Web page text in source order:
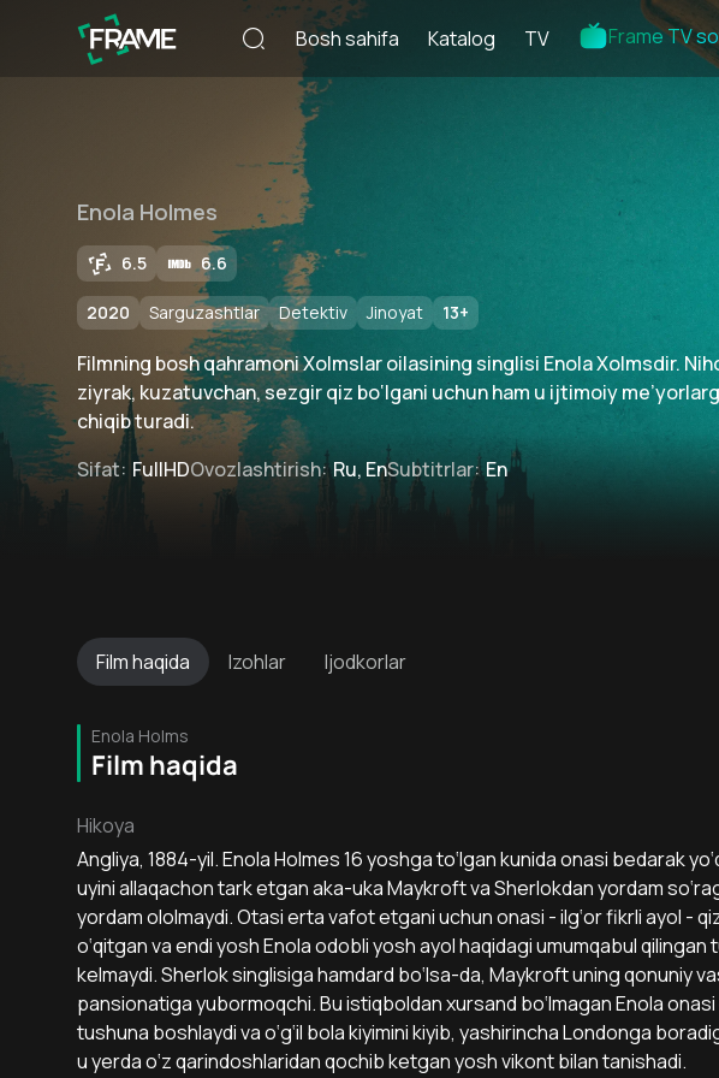
Bosh sahifa Katalog TV Frame TV
Enola Holmes
6.5 6.6
2020 Sarguzashtlar Detektiv Jinoyat 13+
Filmning bosh qahramoni Xolmslar oilasining singlisi Enola Xolmsdir.
ziyrak, kuzatuvchan, sezgir qiz bo‘lgani uchun ham u ijtimoiy
chiqib turadi.
Sifat: FullHDOvozlashtirish: Ru, EnSubtitrlar: En
Filmhaqida Izohlar Ijodkorlar
Enola Holms
Film haqida
Hikoya
Angliya, 1884-yil. Enola Holmes 16 yoshga to‘lgan kunida onasi bedarak
uyini allaqachon tark etgan aka-uka Maykroft va Sherlokdan yordam
yordam ololmaydi. Otasi erta vafot etgani uchun onasi - ilg‘or fikrli ayol -
o‘qitgan va endi yosh Enola odobli yosh ayol haqidagi umumqabul
kelmaydi. Sherlok singlisiga hamdard bo‘lsa-da, Maykroft uning qonuniy
pansionatiga yubormoqchi. Bu istiqboldan xursand bo‘lmagan Enola
tushuna boshlaydi va o‘g‘il bola kiyimini kiyib, yashirincha Londonga
u yerda o‘z qarindoshlaridan qochib ketgan yosh vikont bilan tanishadi.